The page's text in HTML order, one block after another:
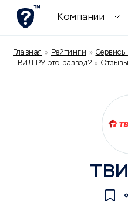
Компании
Главная » Рейтинги »
ТВИЛ.РУ это развод? » Отзывы